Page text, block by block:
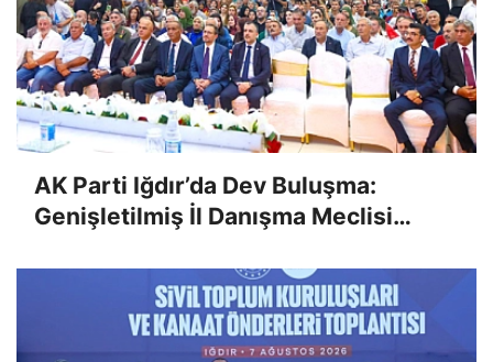
AK Parti Iğdır’da Dev Buluşma:
Genişletilmiş İl Danışma Meclisi